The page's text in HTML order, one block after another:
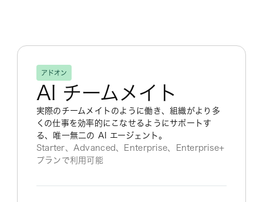
アドオン
AI チームメイト
実際のチームメイトのように働き、組織がより多
くの仕事を効率的にこなせるようにサポートす
る、唯一無二の AI エージェント。
Starter、Advanced、Enterprise、Enterprise+
プランで利用可能